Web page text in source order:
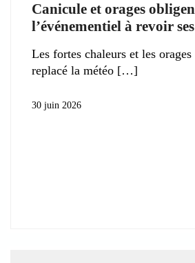
Canicule et orages
l’événementiel à revoir
Les fortes chaleurs et les
replacé la météo
30 juin 2026